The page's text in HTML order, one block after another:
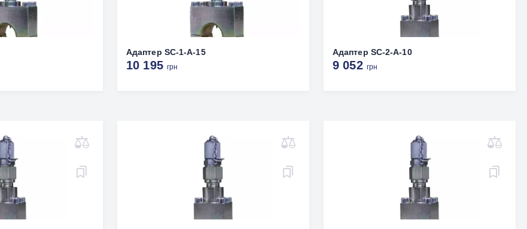
Адаптер SC-1-A-15
10 195грн
Адаптер SC-2-A-10
9 052 грн